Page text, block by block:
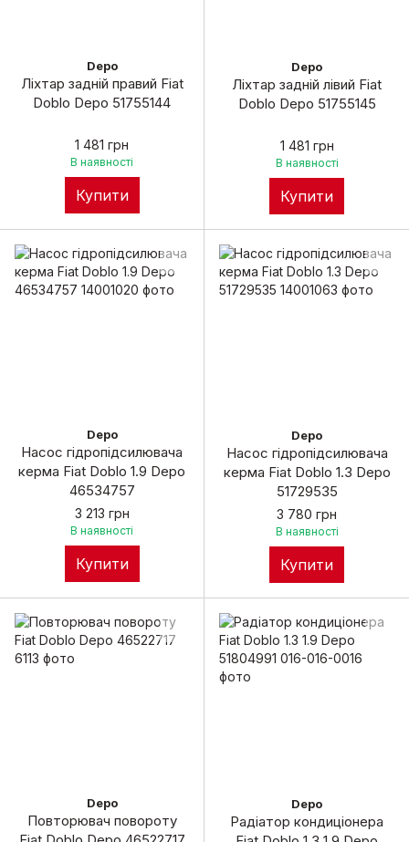
Depo
Ліхтар задній правий Fiat
Doblo Depo 51755144
1 481 грн
В наявності
Купити
Depo
Ліхтар задній лівий Fiat
Doblo Depo 51755145
1 481 грн
В наявності
Купити
Depo
Насос гідропідсилювача
керма Fiat Doblo 1.9 Depo
46534757
3 213 грн
В наявності
Купити
Depo
Насос гідропідсилювача
керма Fiat Doblo 1.3 Depo
51729535
3 780 грн
В наявності
Купити
Depo
Повторювач повороту
Depo
Радіатор кондиціонера